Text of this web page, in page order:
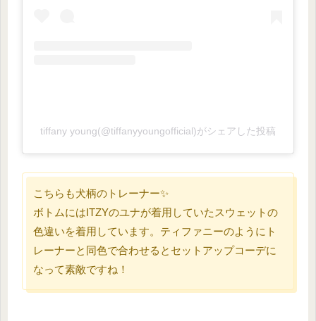
tiffany young(@tiffanyyoungofficial)がシェアした投稿
こちらも犬柄のトレーナー✨
ボトムにはITZYのユナが着用していたスウェットの
色違いを着用しています。ティファニーのようにト
レーナーと同色で合わせるとセットアップコーデに
なって素敵ですね！